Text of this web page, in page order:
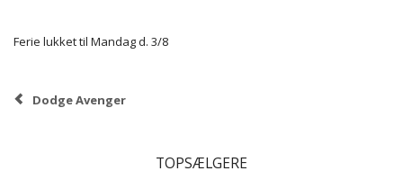
Ferie lukket til Mandag d. 3/8
Dodge Avenger
TOPSÆLGERE